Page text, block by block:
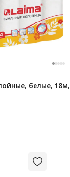
белые,